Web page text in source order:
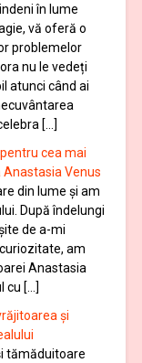
în lume
vă oferă o
problemelor
nu le vedeți
atunci când ai
[…]
cea mai
Venus
din lume și am
După îndelungi
de a-mi
am
Anastasia
cu […]
și
tămăduitoare